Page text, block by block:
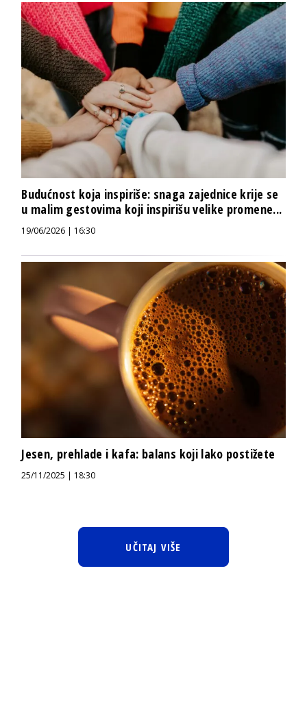
Budućnost koja inspiriše: snaga zajednice krije se
u malim gestovima koji inspirišu velike promene...
19/06/2026 | 16:30
Jesen, prehlade i kafa: balans koji lako postižete
25/11/2025 | 18:30
UČITAJ VIŠE